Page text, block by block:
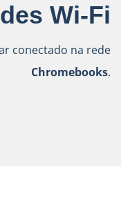
Wi-Fi
conectado na rede
Chromebooks.